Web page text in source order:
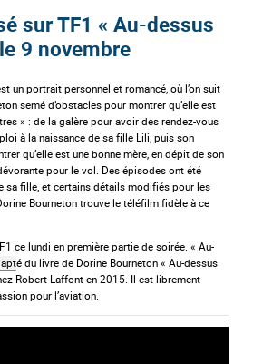
sur TF1 « Au-dessus
9 novembre
un portrait personnel et romancé, où l’on suit
semé d’obstacles pour montrer qu’elle est
» : de la galère pour avoir des rendez-vous
à la naissance de sa fille Lili, puis son
qu’elle est une bonne mère, en dépit de son
pour le vol. Des épisodes ont été
sa fille, et certains détails modifiés pour les
Bourneton trouve le téléfilm fidèle à ce
ce lundi en première partie de soirée. « Au-
é du livre de Dorine Bourneton « Au-dessus
Robert Laffont en 2015. Il est librement
pour l’aviation.